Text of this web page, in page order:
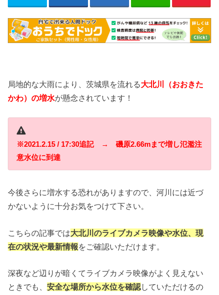
局地的な大雨により、茨城県を流れる大北川
（おおきた
かわ）の増水が懸念されています！
※2021.2.15 / 17:30追記 → 磯原2.66mまで増し氾濫注
意水位に到達
今後さらに増水する恐れがありますので、河川には近づ
かないように十分お気をつけて下さい。
こちらの記事では大北川のライブカメラ映像や水位、現
在の状況や最新情報をご確認いただけます。
深夜など辺りが暗くてライブカメラ映像がよく見えない
ときでも、安全な場所から水位を確認していただけるの